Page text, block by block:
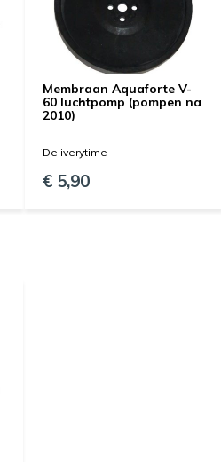
Membraan Aquaforte V-
60 luchtpomp (pompen na
2010)
Deliverytime
€ 5,90